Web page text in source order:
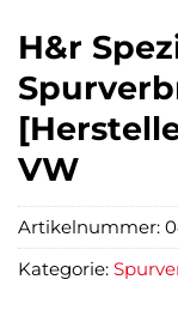
H&r
VW
Artikelnummer:
Kategorie: